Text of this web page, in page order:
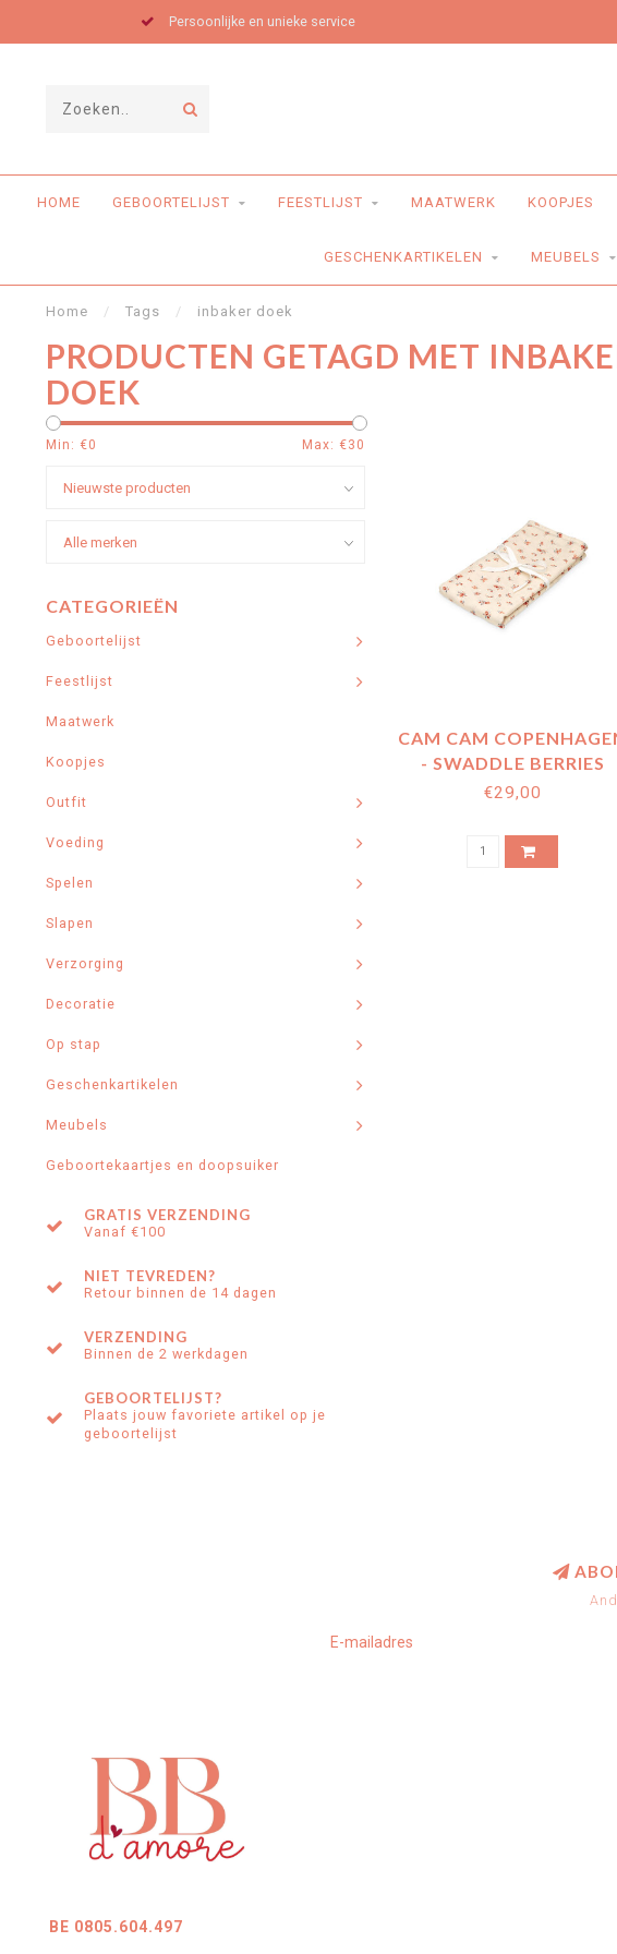
Persoonlijke en unieke service
HOME GEBOORTELIJST FEESTLIJST MAATWERK KOOPJES
GESCHENKARTIKELEN MEUBELS
Home / Tags / inbaker doek
PRODUCTEN GETAGD MET
DOEK
Min: €0 Max: €30
CATEGORIEËN
Geboortelijst
Feestlijst
Maatwerk
Koopjes
Outfit
Voeding
Spelen
Slapen
Verzorging
Decoratie
Op stap
Geschenkartikelen
Meubels
Geboortekaartjes en doopsuiker
GRATIS VERZENDING
Vanaf €100
NIET TEVREDEN?
Retour binnen de 14 dagen
VERZENDING
Binnen de 2 werkdagen
GEBOORTELIJST?
Plaats jouw favoriete artikel op je
geboortelijst
CAM CAM
- SWADDLE BERRIES
(120X120)
€29,00
BE 0805.604.497